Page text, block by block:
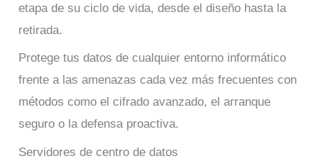
etapa de su ciclo de vida, desde el diseño hasta la
retirada.
Protege tus datos de cualquier entorno informático
frente a las amenazas cada vez más frecuentes con
métodos como el cifrado avanzado, el arranque
seguro o la defensa proactiva.
Servidores de centro de datos